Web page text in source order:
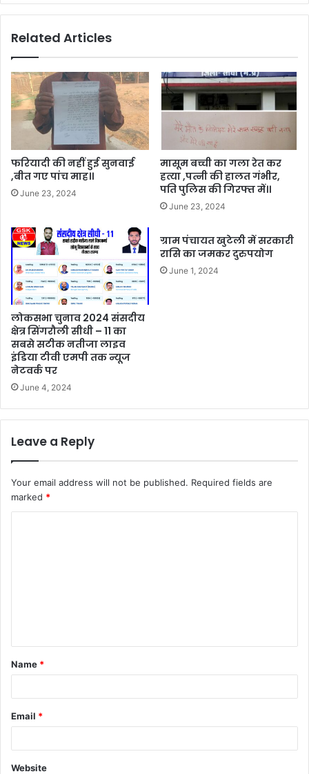
Related Articles
फरियादी की नहीं हुई सुनवाई
,बीत गए पांच माह।।
June 23, 2024
मासूम बच्ची का गला रेत कर
हत्या ,पत्नी की हालत गंभीर,
पति पुलिस की गिरफ्त में।।
June 23, 2024
लोकसभा चुनाव 2024 संसदीय
क्षेत्र सिंगरौली सीधी – 11 का
सबसे सटीक नतीजा लाइव
इंडिया टीवी एमपी तक न्यूज
नेटवर्क पर
June 4, 2024
ग्राम पंचायत खुटेली में सरकारी
रासि का जमकर दुरुपयोग
June 1, 2024
Leave a Reply
Your email address will not be published. Required fields are
marked *
t
*
Name *
Email *
Website